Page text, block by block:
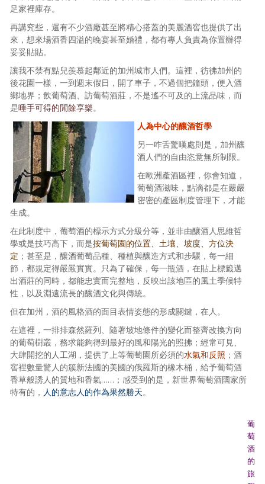
足家裡庫存。
再講究些，還有不少酒廠甚至將精心搭蓋的美麗酒窖也提供了出
來，想來場酒香四溢的晚宴甚至婚禮，都有專人負責為你置辦得
妥妥貼貼。
讓我不禁有點兒羨慕起鄰近的加州城市人們。這裡，彷彿加州的
後花園一樣，一到週末假日，開了車子，不過個把鐘頭，便入酒
鄉地界；飲葡萄酒、訪葡萄酒莊，不是遙不可及的上流品味，而
是唾手可得的閒餘享樂。
人為中心的釀酒哲學
另一咋舌驚嘆處則是，加州釀
酒人們的自由恣意無所制限。
在歐洲產酒區裡，你會知道，
葡萄酒滋味，點滴都是在嚴嚴
密密的產區制度管理下，才能
生成。
在此制度中，葡萄酒的標示方式分級分等，並非由釀酒人思維哲
學或是技巧高下，而是按葡萄園的位置、土壤、坡度、方位決
定 ；甚至是，釀酒葡萄品種、種植與釀造方式和步驟，每一細
節，都規定得嚴嚴實實。只為了確保，每一瓶酒，在貼上標籤邁
出酒莊的同時，都能忠實而完整地，反映出該地區的風土季候特
性，以及淵遠流長的釀酒文化與傳統。
但在加州，酒的風格酒的面目表情姿態的形成關鍵，在人。
在這裡，一排排森然羅列、隨著坡地條件的變化而整齊改換方向
的葡萄樹叢，務求能夠得到最好的風和陽光的照拂；經常可見、
大肆開挖的人工湖，提供了上等葡萄園所必須的水氣和反照 ；酒
窖裡數量驚人的簇新法國的美國的俄羅斯的橡木桶，給予葡萄酒
香草般誘人的質地和香氣……；感受到的是，新世界葡萄酒國家所
特有的， 人的意志人的作為果然勝天。
葡
萄
酒
的
旅